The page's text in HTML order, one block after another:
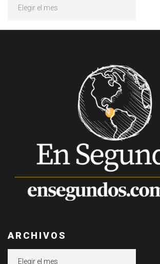
ARCHIVOS